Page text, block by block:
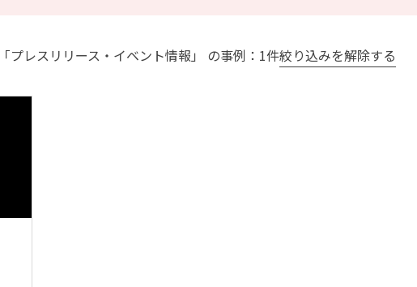
プレスリリース・イベント情報」 の事例：1件絞り込みを解除する